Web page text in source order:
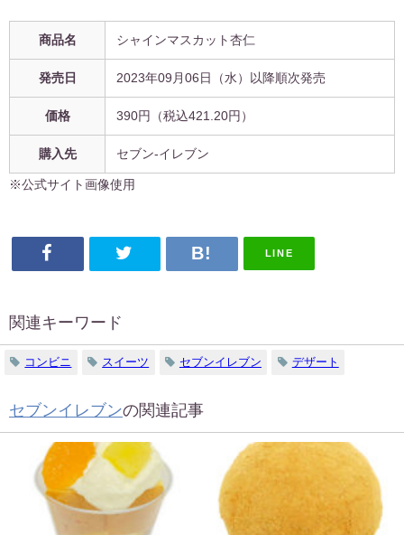
商品名 シャインマスカット杏仁
発売日 2023年09月06日（水）以降順次発売
価格 390円（税込421.20円）
購入先 セブン-イレブン
※公式サイト画像使用
LINE
関連キーワード
コンビニ スイーツ セブンイレブン デザート
セブンイレブンの関連記事